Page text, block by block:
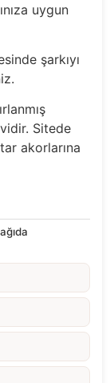
uygun
şarkıyı
Sitede
akorlarına